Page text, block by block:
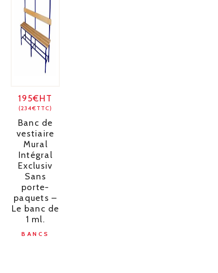
195€HT
(234€TTC)
Banc de
vestiaire
Mural
Intégral
Exclusiv
Sans
porte-
paquets –
Le banc de
1 ml.
BANCS